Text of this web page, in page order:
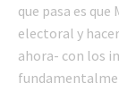
que pasa es
electoral y
ahora- con los